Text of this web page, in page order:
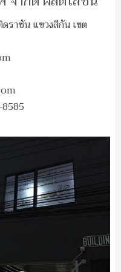
ราชัน แขวงสีกัน เขต